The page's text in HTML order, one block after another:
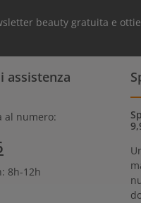
beauty gratuita e
assistenza
al numero:
8h-12h